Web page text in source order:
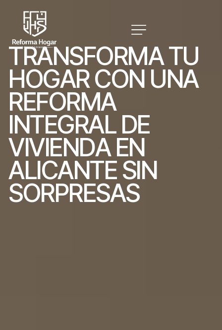
TRANSFORMATU
HOGARCON UNA
REFORMA
INTEGRAL DE
VIVIENDA EN
ALICANTE SIN
SORPRESAS